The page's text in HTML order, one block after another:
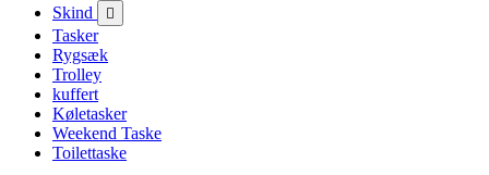
Skind

Tasker
Rygsæk
Trolley
kuffert
Køletasker
Weekend Taske
Toilettaske